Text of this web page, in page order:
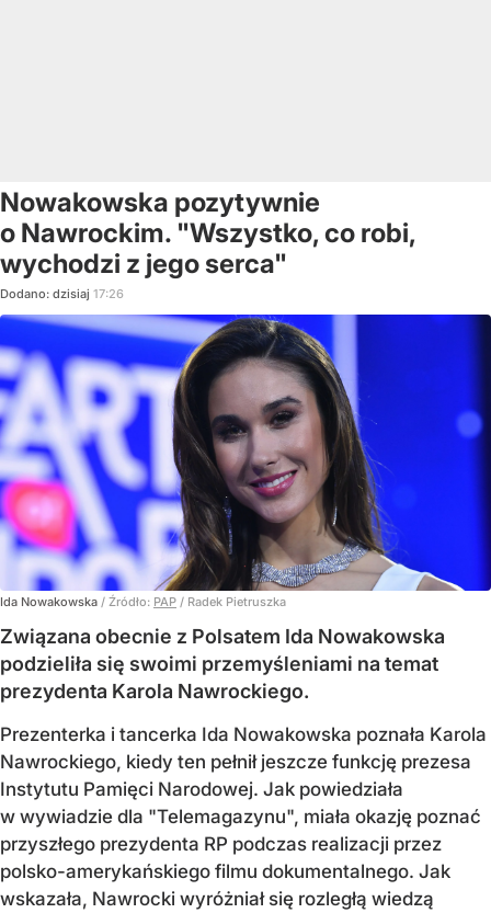
Nowakowska pozytywnie
o Nawrockim. "Wszystko, co robi,
wychodzi z jego serca"
Dodano: dzisiaj 17:26
Ida Nowakowska / Źródło: PAP / Radek Pietruszka
Związana obecnie z Polsatem Ida Nowakowska
podzieliła się swoimi przemyśleniami na temat
prezydenta Karola Nawrockiego.
Prezenterka i tancerka Ida Nowakowska poznała Karola
Nawrockiego, kiedy ten pełnił jeszcze funkcję prezesa
Instytutu Pamięci Narodowej. Jak powiedziała
w wywiadzie dla "Telemagazynu", miała okazję poznać
przyszłego prezydenta RP podczas realizacji przez
polsko-amerykańskiego filmu dokumentalnego. Jak
wskazała, Nawrocki wyróżniał się rozległą wiedzą